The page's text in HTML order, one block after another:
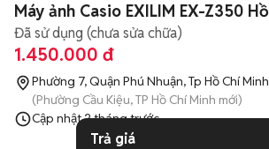
tương tự khác dưới đây nhé!
Máy ảnh Casio EXILIM EX-Z350
Đã sử dụng (chưa sửa chữa)
1.450.000 đ
Phường 7, Quận Phú Nhuận, Tp Hồ Chí Minh
(Phường Cầu Kiệu, TP Hồ Chí Minh mới)
Cập nhật2 tháng trước
Trả giá